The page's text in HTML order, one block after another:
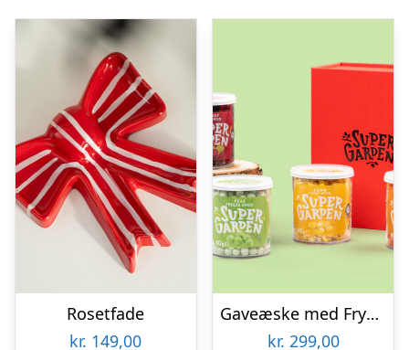
Rosetfade
kr. 149,00
Gaveæske med Frysetørrede Grøntsager
kr. 299,00